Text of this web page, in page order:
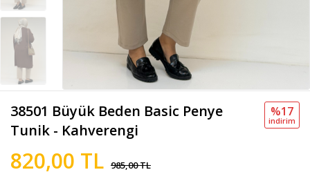
38501 Büyük Beden Basic Penye
Tunik - Kahverengi
820,00 TL 985,00 TL
%17
i̇ndi̇ri̇m